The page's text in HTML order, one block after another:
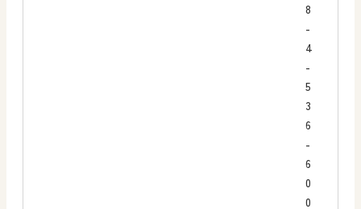
8
-
4
-
5
3
6
-
6
0
0